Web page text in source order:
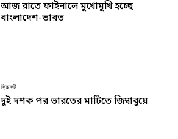
আজ রাতে ফাইনালে মুখোমুখি হচ্ছে
বাংলাদেশ-ভারত
ক্রিকেট
দুই দশক পর ভারতের মাটিতে জিম্বাবুয়ে